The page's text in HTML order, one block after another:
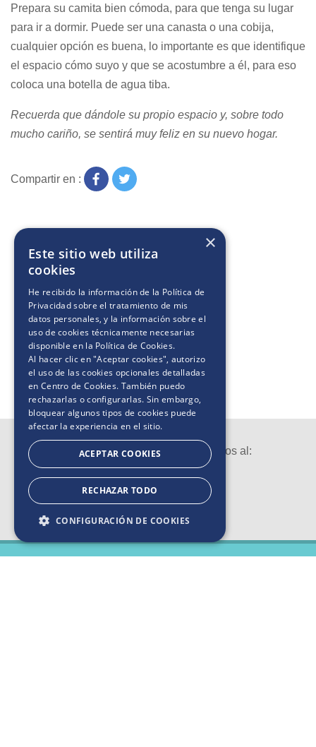
Prepara su camita bien cómoda, para que tenga su lugar
para ir a dormir. Puede ser una canasta o una cobija,
cualquier opción es buena, lo importante es que identifique
el espacio cómo suyo y que se acostumbre a él, para eso
coloca una botella de agua tiba.
Recuerda que dándole su propio espacio y, sobre todo
mucho cariño, se sentirá muy feliz en su nuevo hogar.
Compartir en :
Si tienes alguna duda contáctanos al:
0800 2018
×
Este sitio web utiliza
cookies
He recibido la información de la Política de
Privacidadsobre el tratamiento de mis
datos personales, y la información sobre el
uso de cookies técnicamente necesarias
disponible en la Política de Cookies.
Al hacer clic en "Aceptar cookies", autorizo
el uso de las cookies opcionales detalladas
en Centro de Cookies. También puedo
rechazarlas o configurarlas. Sin embargo,
bloquear algunos tipos de cookies puede
afectar la experiencia en el sitio.
ACEPTAR COOKIES
RECHAZAR TODO
CONFIGURACIÓN DE COOKIES